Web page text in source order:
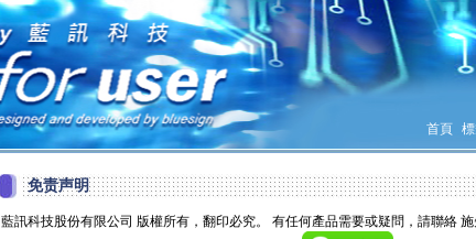
首頁
免责声明
藍訊科技股份有限公司 版權所有，翻印必究。 有任何產品需要或疑問